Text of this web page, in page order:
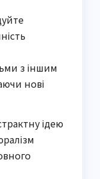
з іншим
нові
ідею